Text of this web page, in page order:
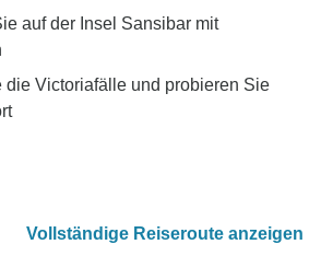
auf der Insel Sansibar mit
die Victoriafälle und probieren Sie
Vollständige Reiseroute anzeigen